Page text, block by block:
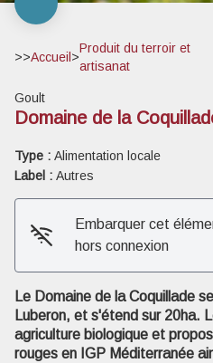
>>Accueil >
Produit du terroir et
artisanat
Goult
Domaine de la
Type : Alimentation locale
Label : Autres
Embarquer cet
hors connexion
Le Domaine de la Coquillade
Luberon, et s'étend sur 20ha.
agriculture biologique et
rouges en IGP Méditerranée